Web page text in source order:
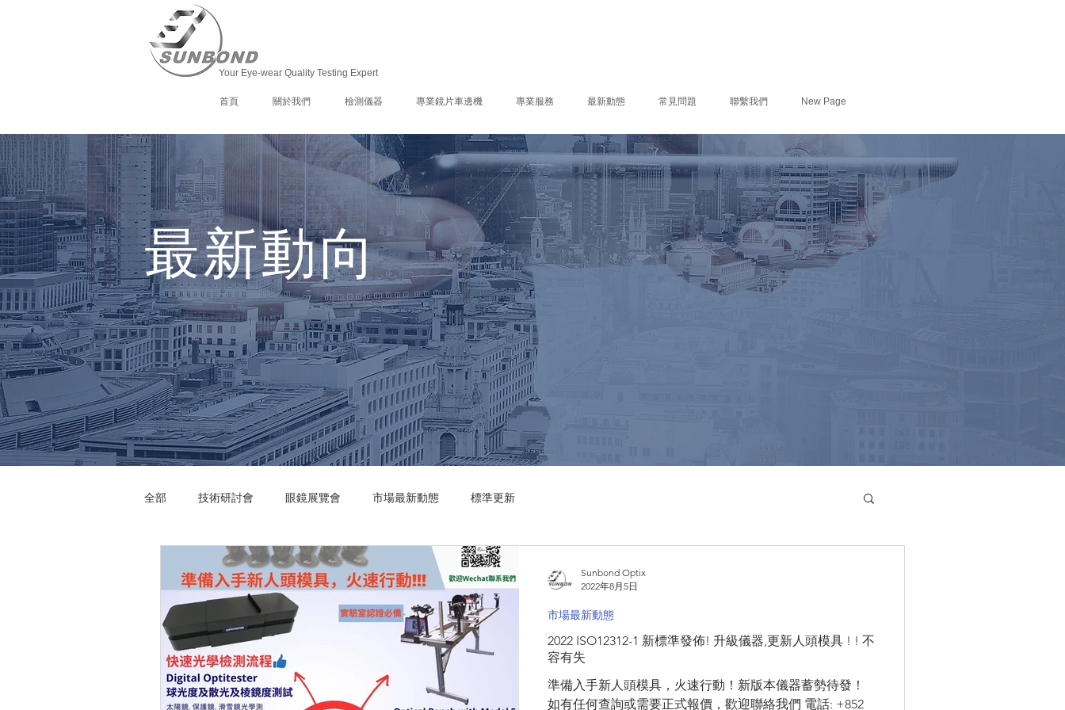
Your Eye-wear Quality Testing Expert
首頁 關於我們 檢測儀器 專業鏡片車邊機 專業服務 最新動態 常見問題 聯繫我們 New Page
最新動向
全部 技術研討會 眼鏡展覽會 市場最新動態 標準更新
2022 ISO12312-1 新標準發佈! 升級儀器,更新人頭模具 ! ! 不
容有失
準備入手新人頭模具，火速行動！新版本儀器蓄勢待發！
如有任何查詢或需要正式報價，歡迎聯絡我們 電話: +852
市場最新動態
Sunbond Optix
2022年8月5日